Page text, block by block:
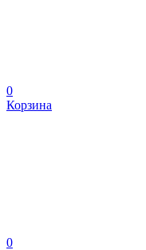
0
Корзина
0